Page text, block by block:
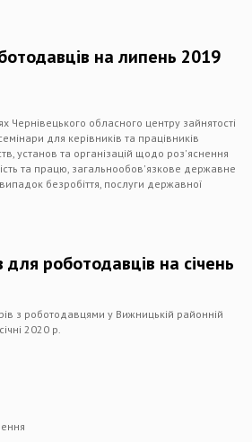
на липень 2019
Чернівецького обласного центру зайнятості
для керівників та працівників
установ та організацій щодо роз'яснення
та працю, загальнообов'язкове державне
безробіття, послуги державної
для роботодавців на січень
з роботодавцями у Вижницькій районній
2020 р.